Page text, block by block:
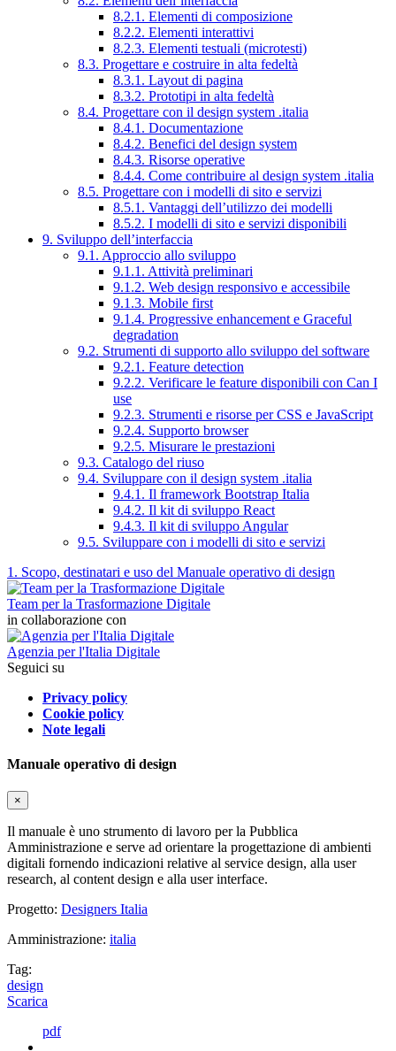
8.2.1. Elementi di composizione
8.2.2. Elementi interattivi
8.2.3. Elementi testuali (microtesti)
8.3. Progettare e costruire in alta fedeltà
8.3.1. Layout di pagina
8.3.2. Prototipi in alta fedeltà
8.4. Progettare con il design system .italia
8.4.1. Documentazione
8.4.2. Benefici del design system
8.4.3. Risorse operative
8.4.4. Come contribuire al design system .italia
8.5. Progettare con i modelli di sito e servizi
8.5.1. Vantaggi dell’utilizzo dei modelli
8.5.2. I modelli di sito e servizi disponibili
9. Sviluppo dell’interfaccia
9.1. Approccio allo sviluppo
9.1.1. Attività preliminari
9.1.2. Web design responsivo e accessibile
9.1.3. Mobile first
9.1.4. Progressive enhancement e Graceful
degradation
9.2. Strumenti di supporto allo sviluppo del software
9.2.1. Feature detection
9.2.2. Verificare le feature disponibili con Can I
use
9.2.3. Strumenti e risorse per CSS e JavaScript
9.2.4. Supporto browser
9.2.5. Misurare le prestazioni
9.3. Catalogo del riuso
9.4. Sviluppare con il design system .italia
9.4.1. Il framework Bootstrap Italia
9.4.2. Il kit di sviluppo React
9.4.3. Il kit di sviluppo Angular
9.5. Sviluppare con i modelli di sito e servizi
1. Scopo, destinatari e uso del Manuale operativo di design
Team per la Trasformazione Digitale
in collaborazione con
Agenzia per l'Italia Digitale
Seguici su
Privacy policy
Cookie policy
Note legali
Manuale operativo di design
×
Il manuale è uno strumento di lavoro per la Pubblica
Amministrazione e serve ad orientare la progettazione di ambienti
digitali fornendo indicazioni relative al service design, alla user
research, al content design e alla user interface.
Progetto: Designers Italia
Amministrazione: italia
Tag:
design
Scarica
pdf